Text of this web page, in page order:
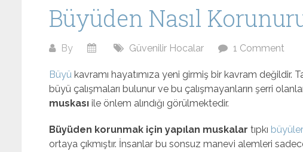
Büyüden Nasıl
By Güvenilir Hocalar 1 Comment
Büyü kavramı hayatımıza yeni girmiş bir kavram değildir.
büyü çalışmaları bulunur ve bu çalışmayanların şerri
muskası ile önlem alındığı görülmektedir.
Büyüden korunmak için yapılan muskalar tıpkı büyüler
ortaya çıkmıştır. İnsanlar bu sonsuz manevi alemleri